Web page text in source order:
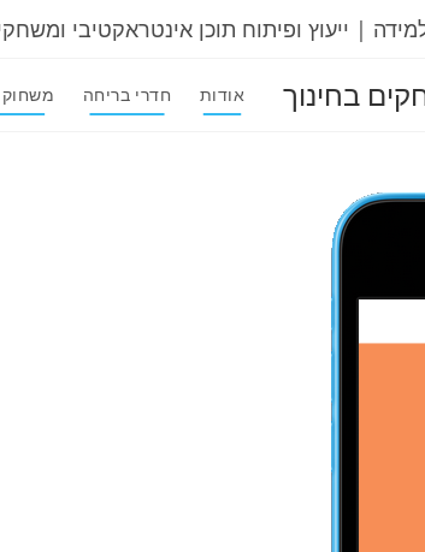
| ייעוץ ופיתוח תוכן אינטראקטיבי
אודות חדרי בריחה